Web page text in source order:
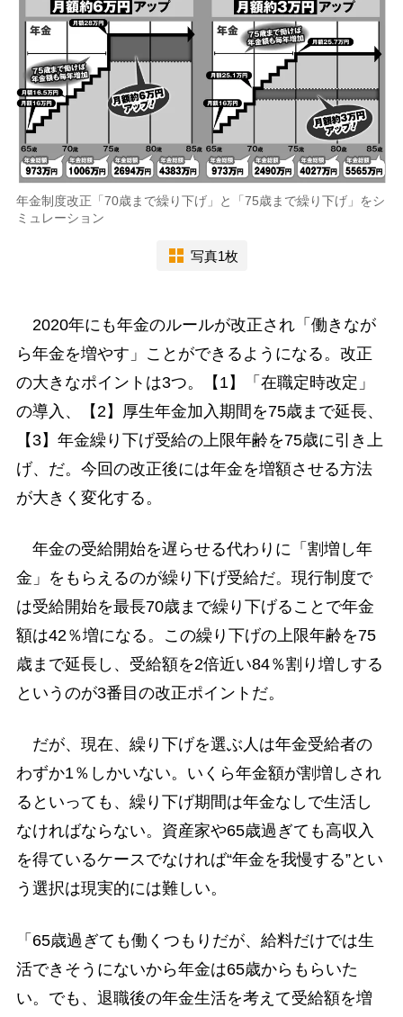
年金制度改正「70歳まで繰り下げ」と「75歳まで繰り下げ」をシ
ミュレーション
写真1枚
2020年にも年金のルールが改正され「働きなが
ら年金を増やす」ことができるようになる。改正
の大きなポイントは3つ。【1】「在職定時改定」
の導入、【2】厚生年金加入期間を75歳まで延長、
【3】年金繰り下げ受給の上限年齢を75歳に引き上
げ、だ。今回の改正後には年金を増額させる方法
が大きく変化する。
年金の受給開始を遅らせる代わりに「割増し年
金」をもらえるのが繰り下げ受給だ。現行制度で
は受給開始を最長70歳まで繰り下げることで年金
額は42％増になる。この繰り下げの上限年齢を75
歳まで延長し、受給額を2倍近い84％割り増しする
というのが3番目の改正ポイントだ。
だが、現在、繰り下げを選ぶ人は年金受給者の
わずか1％しかいない。いくら年金額が割増しされ
るといっても、繰り下げ期間は年金なしで生活し
なければならない。資産家や65歳過ぎても高収入
を得ているケースでなければ“年金を我慢する”とい
う選択は現実的には難しい。
「65歳過ぎても働くつもりだが、給料だけでは生
活できそうにないから年金は65歳からもらいた
い。でも、退職後の年金生活を考えて受給額を増